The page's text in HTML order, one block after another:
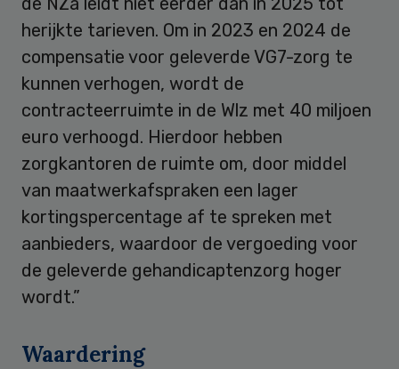
herijkte tarieven. Om in 2023 en 2024 de
compensatie voor geleverde VG7-zorg te
kunnen verhogen, wordt de
contracteerruimte in de Wlz met 40 miljoen
euro verhoogd. Hierdoor hebben
zorgkantoren de ruimte om, door middel
van maatwerkafspraken een lager
kortingspercentage af te spreken met
aanbieders, waardoor de vergoeding voor
de geleverde gehandicaptenzorg hoger
wordt.”
Waardering